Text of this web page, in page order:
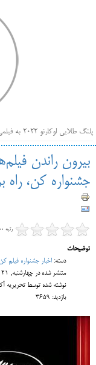
پلنگ طلایی لوکارنو ۲۰۲۲ به فیلمی از برزیل رسید
فهرست فیلم‌های بخش مسابقه جشنواره فیلم ونیز ۲۰۲۲
بیرون راندن فیلم‌های منتسب به
بیرون راندن
جشنواره کن، راه
رتبه 0.00 (0 رای)
توضیحات
دسته: اخبار جشنواره فیلم کن
منتشر شده در چهارشنبه, 21 ارديبهشت 1401 14:22
نوشته شده توسط تحریریه
بازدید: 3659